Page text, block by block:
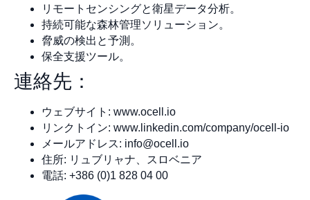
リモートセンシングと衛星データ分析。
持続可能な森林管理ソリューション。
脅威の検出と予測。
保全支援ツール。
連絡先：
ウェブサイト: www.ocell.io
リンクトイン: www.linkedin.com/company/ocell-io
メールアドレス: info@ocell.io
住所: リュブリャナ、スロベニア
電話: +386 (0)1 828 04 00